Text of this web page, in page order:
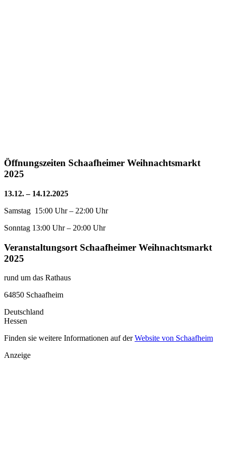
Öffnungszeiten Schaafheimer Weihnachtsmarkt
2025
13.12. – 14.12.2025
Samstag 15:00 Uhr – 22:00 Uhr
Sonntag 13:00 Uhr – 20:00 Uhr
Veranstaltungsort Schaafheimer Weihnachtsmarkt
2025
rund um das Rathaus
64850 Schaafheim
Deutschland
Hessen
Finden sie weitere Informationen auf derWebsite von Schaafheim
Anzeige